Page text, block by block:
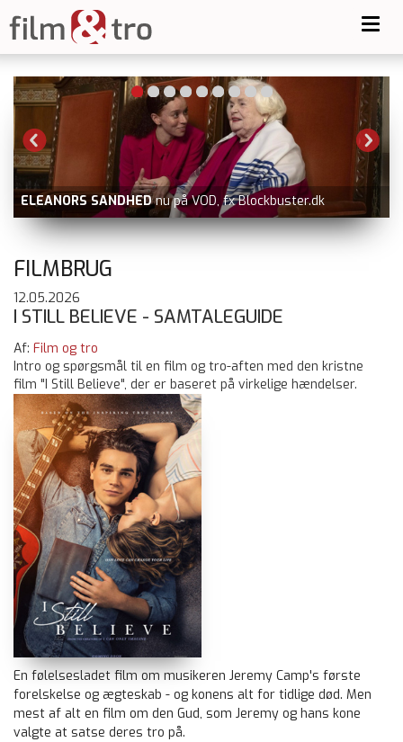
BLUE MOON nu på Viaplay
FILMBRUG
12.05.2026
I STILL BELIEVE - SAMTALEGUIDE
Af: Film og tro
Intro og spørgsmål til en film og tro-aften med den kristne
film "I Still Believe", der er baseret på virkelige hændelser.
En følelsesladet film om musikeren Jeremy Camp's første
forelskelse og ægteskab - og konens alt for tidlige død. Men
mest af alt en film om den Gud, som Jeremy og hans kone
valgte at satse deres tro på.